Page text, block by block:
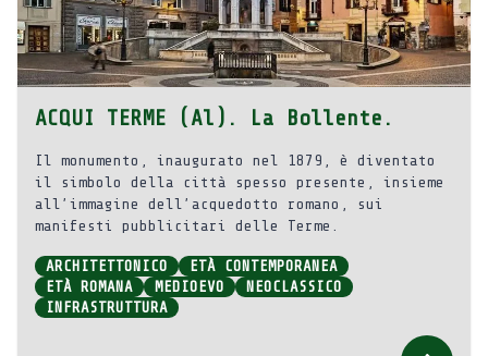
ACQUI TERME (Al). La Bollente.
Il monumento, inaugurato nel 1879, è diventato
il simbolo della città spesso presente, insieme
all’immagine dell’acquedotto romano, sui
manifesti pubblicitari delle Terme.
ARCHITETTONICO
ETÀ CONTEMPORANEA
ETÀ ROMANA
MEDIOEVO
NEOCLASSICO
INFRASTRUTTURA